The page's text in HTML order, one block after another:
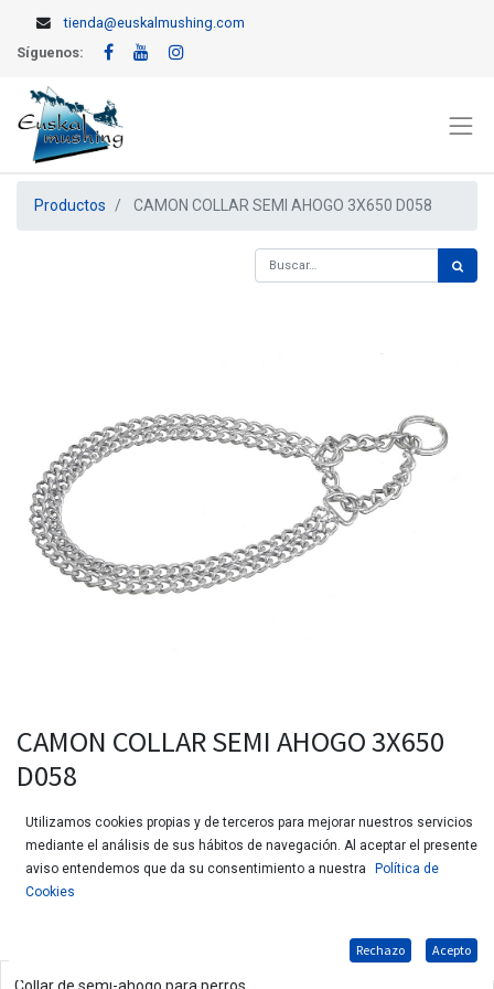
tienda@euskalmushing.com
Síguenos:
Productos CAMON COLLAR SEMI AHOGO 3X650 D058
CAMON COLLAR SEMI AHOGO 3X650
D058
Utilizamos cookies propias y de terceros para mejorar nuestros servicios
mediante el análisis de sus hábitos de navegación. Al aceptar el presente
aviso entendemos que da su consentimiento a nuestra
Política de
Cookies
Rechazo Acepto